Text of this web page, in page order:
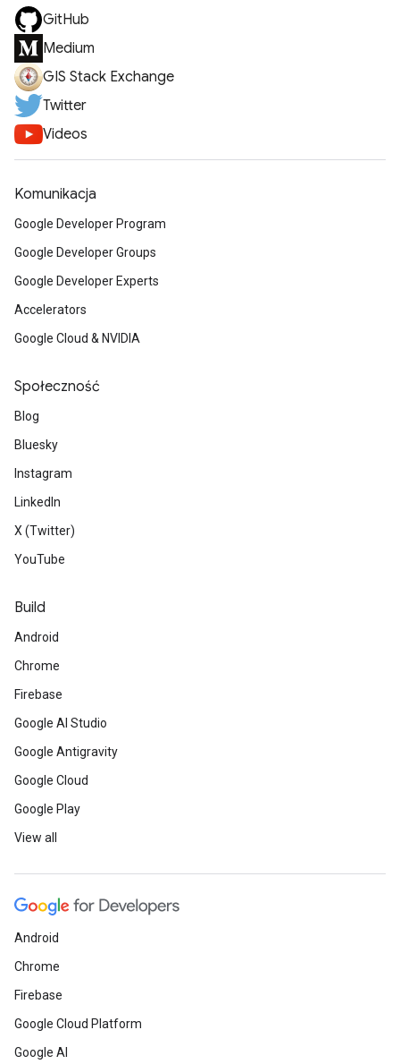
GitHub
Medium
GIS Stack Exchange
Twitter
Videos
Komunikacja
Google Developer Program
Google Developer Groups
Google Developer Experts
Accelerators
Google Cloud & NVIDIA
Społeczność
Blog
Bluesky
Instagram
LinkedIn
X (Twitter)
YouTube
Build
Android
Chrome
Firebase
Google AI Studio
Google Antigravity
Google Cloud
Google Play
View all
Android
Chrome
Firebase
Google Cloud Platform
Google AI